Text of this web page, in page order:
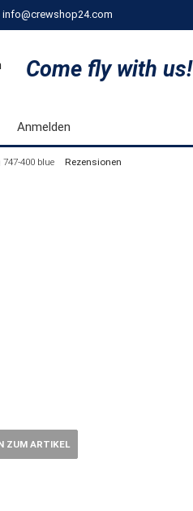
info@crewshop24.com
Come fly with us!
Anmelden
400 blue Rezensionen
ZUM ARTIKEL